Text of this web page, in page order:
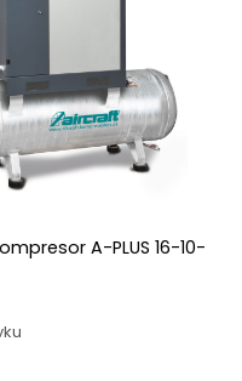
A-PLUS 16-10-